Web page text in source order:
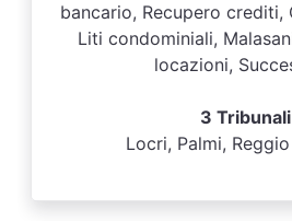
bancario, Recupero crediti,
Liti condominiali,
locazioni,
3 Tribunali
Locri, Palmi,